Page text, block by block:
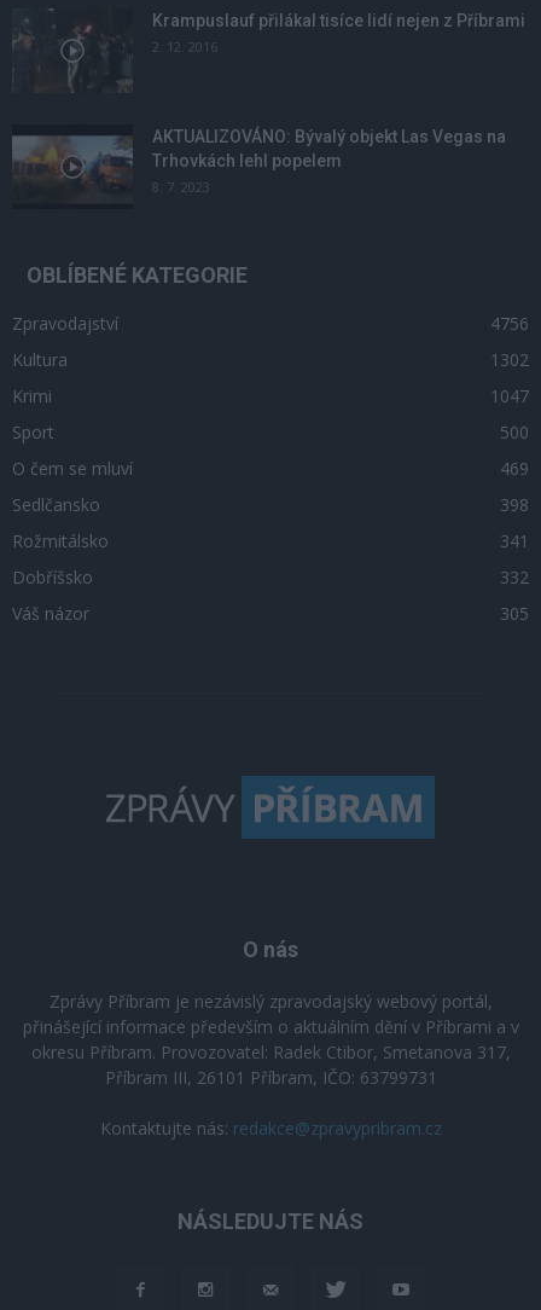
Krampuslauf přilákal tisíce lidí nejen z Příbrami
2. 12. 2016
AKTUALIZOVÁNO: Bývalý objekt Las Vegas na
Trhovkách lehl popelem
8. 7. 2023
OBLÍBENÉ KATEGORIE
Zpravodajství
4756
Kultura
1302
Krimi
1047
Sport
500
O čem se mluví
469
Sedlčansko
398
Rožmitálsko
341
Dobříšsko
332
Váš názor
305
O nás
Zprávy Příbram je nezávislý zpravodajský webový portál,
přinášející informace především o aktuálním dění v Příbrami a v
okresu Příbram. Provozovatel: Radek Ctibor, Smetanova 317,
Příbram III, 26101 Příbram, IČO: 63799731
Kontaktujte nás: redakce@zpravypribram.cz
NÁSLEDUJTE NÁS